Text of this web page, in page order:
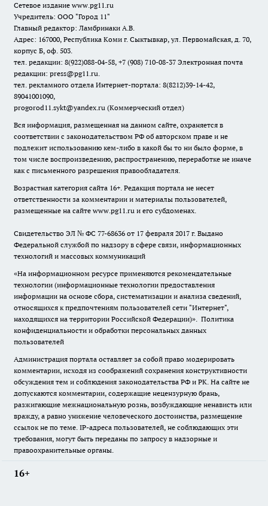
Сетевое издание www.pg11.ru
Учредитель: ООО "Город 11"
Главный редактор: Ламбринаки А.В.
Адрес: 167000, Республика Коми г. Сыктывкар, ул. Первомайская, д. 70,
корпус Б, оф. 503.
тел. редакции: 8(922)088-04-58, +7 (908) 710-08-37 Электронная почта
редакции: press@pg11.ru.
тел. рекламного отдела Интернет-портала: 8(8212)39-14-42,
89041001090,
progorod11.sykt@yandex.ru (Коммерческий отдел)
Вся информация, размещенная на данном сайте, охраняется в
соответствии с законодательством РФ об авторском праве и не
подлежит использованию кем-либо в какой бы то ни было форме, в
том числе воспроизведению, распространению, переработке не иначе
как с письменного разрешения правообладателя.
Возрастная категория сайта 16+. Редакция портала не несет
ответственности за комментарии и материалы пользователей,
размещенные на сайте www.pg11.ru и его субдоменах.
Свидетельство ЭЛ № ФС 77-68636 от 17 февраля 2017 г. Выдано
Федеральной службой по надзору в сфере связи, информационных
технологий и массовых коммуникаций
«На информационном ресурсе применяются рекомендательные
технологии (информационные технологии предоставления
информации на основе сбора, систематизации и анализа сведений,
относящихся к предпочтениям пользователей сети "Интернет",
находящихся на территории Российской Федерации)». Политика
конфиденциальности и обработки персональных данных
пользователей
Администрация портала оставляет за собой право модерировать
комментарии, исходя из соображений сохранения конструктивности
обсуждения тем и соблюдения законодательства РФ и РК. На сайте не
допускаются комментарии, содержащие нецензурную брань,
разжигающие межнациональную рознь, возбуждающие ненависть или
вражду, а равно унижение человеческого достоинства, размещение
ссылок не по теме. IP-адреса пользователей, не соблюдающих эти
требования, могут быть переданы по запросу в надзорные и
правоохранительные органы.
16+